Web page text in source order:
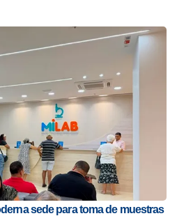
sede para toma de muestras